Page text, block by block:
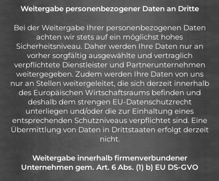
Weitergabe personenbezogener Daten an Dritte
Bei der Weitergabe Ihrer personenbezogenen Daten
achten wir stets auf ein möglichst hohes
Sicherheitsniveau. Daher werden Ihre Daten nur an
vorher sorgfältig ausgewählte und vertraglich
verpflichtete Dienstleister und Partnerunternehmen
weitergegeben. Zudem werden Ihre Daten von uns
nur an Stellen weitergeleitet, die sich derzeit innerhalb
des Europäischen Wirtschaftsraums befinden und
deshalb dem strengen EU-Datenschutzrecht
unterliegen und/oder die zur Einhaltung eines
entsprechenden Schutzniveaus verpflichtet sind. Eine
Übermittlung von Daten in Drittstaaten erfolgt derzeit
nicht.
Weitergabe innerhalb firmenverbundener
Unternehmen gem. Art. 6 Abs. (1) b) EU DS-GVO